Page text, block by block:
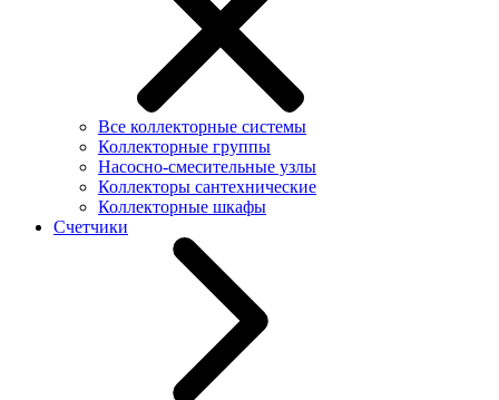
Все коллекторные системы
Коллекторные группы
Насосно-смесительные узлы
Коллекторы сантехнические
Коллекторные шкафы
Счетчики